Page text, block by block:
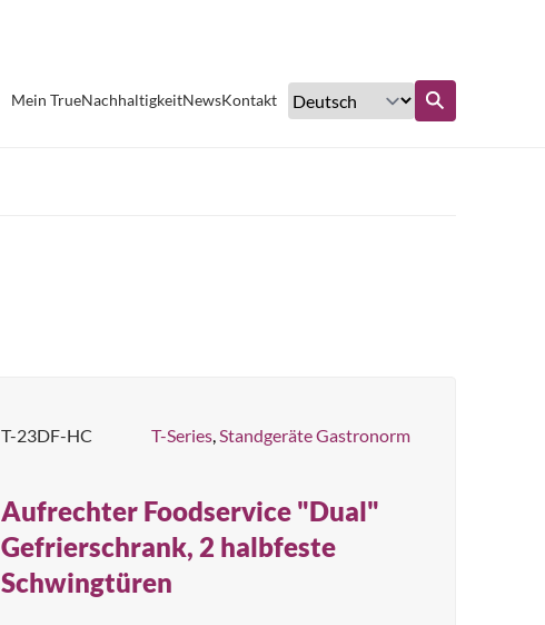
Mein TrueNachhaltigkeitNewsKontakt
T-23DF-HC T-Series,Standgeräte Gastronorm
Aufrechter Foodservice "Dual"
Gefrierschrank, 2 halbfeste
Schwingtüren